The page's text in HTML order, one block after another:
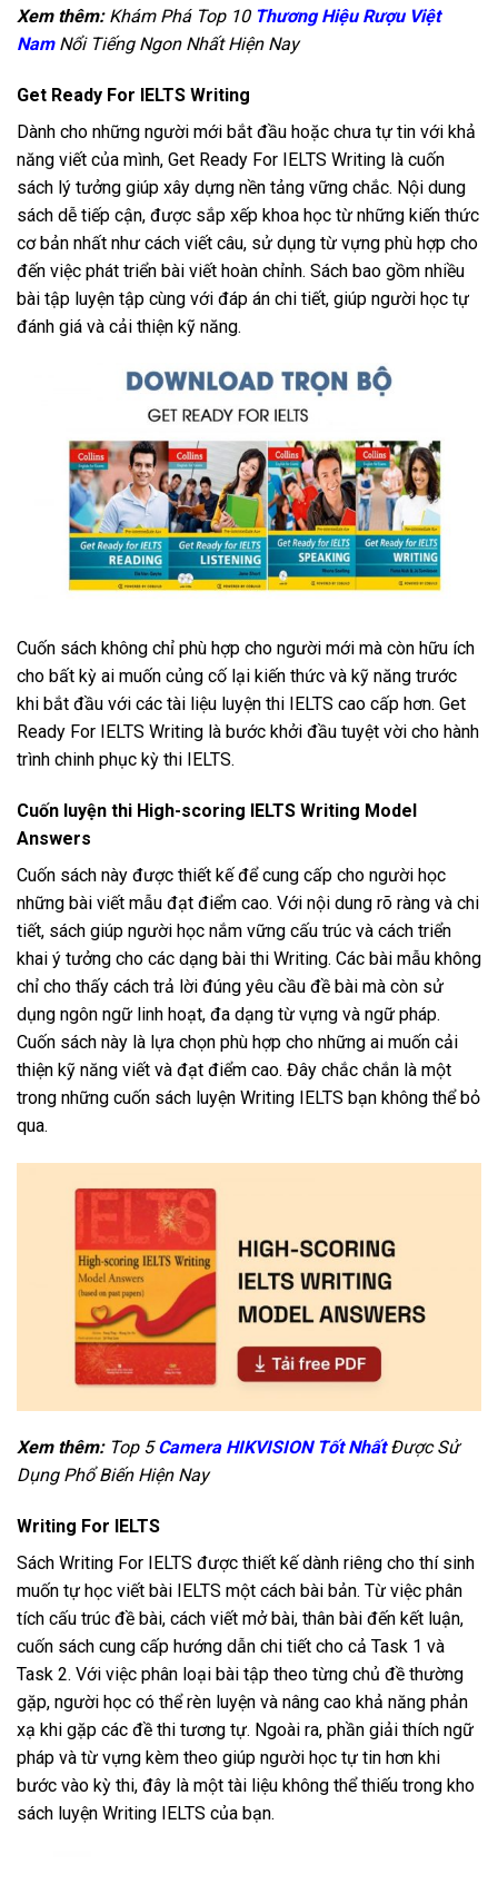
Xem thêm:Khám Phá Top 10Thương Hiệu Rượu Việt
NamNổi Tiếng Ngon Nhất Hiện Nay
Get Ready For IELTS Writing
Dành cho những người mới bắt đầu hoặc chưa tự tin với khả
năng viết của mình, Get Ready For IELTS Writing là cuốn
sách lý tưởng giúp xây dựng nền tảng vững chắc. Nội dung
sách dễ tiếp cận, được sắp xếp khoa học từ những kiến thức
cơ bản nhất như cách viết câu, sử dụng từ vựng phù hợp cho
đến việc phát triển bài viết hoàn chỉnh. Sách bao gồm nhiều
bài tập luyện tập cùng với đáp án chi tiết, giúp người học tự
đánh giá và cải thiện kỹ năng.
Cuốn sách không chỉ phù hợp cho người mới mà còn hữu ích
cho bất kỳ ai muốn củng cố lại kiến thức và kỹ năng trước
khi bắt đầu với các tài liệu luyện thi IELTS cao cấp hơn. Get
Ready For IELTS Writing là bước khởi đầu tuyệt vời cho hành
trình chinh phục kỳ thi IELTS.
Cuốn luyện thi High-scoring IELTS Writing Model
Answers
Cuốn sách này được thiết kế để cung cấp cho người học
những bài viết mẫu đạt điểm cao. Với nội dung rõ ràng và chi
tiết, sách giúp người học nắm vững cấu trúc và cách triển
khai ý tưởng cho các dạng bài thi Writing. Các bài mẫu không
chỉ cho thấy cách trả lời đúng yêu cầu đề bài mà còn sử
dụng ngôn ngữ linh hoạt, đa dạng từ vựng và ngữ pháp.
Cuốn sách này là lựa chọn phù hợp cho những ai muốn cải
thiện kỹ năng viết và đạt điểm cao. Đây chắc chắn là một
trong những cuốn sách luyện Writing IELTS bạn không thể bỏ
qua.
Xem thêm:Top 5Camera HIKVISION Tốt Nhất Được Sử
Dụng Phổ Biến Hiện Nay
Writing For IELTS
Sách Writing For IELTS được thiết kế dành riêng cho thí sinh
muốn tự học viết bài IELTS một cách bài bản. Từ việc phân
tích cấu trúc đề bài, cách viết mở bài, thân bài đến kết luận,
cuốn sách cung cấp hướng dẫn chi tiết cho cả Task 1 và
Task 2. Với việc phân loại bài tập theo từng chủ đề thường
gặp, người học có thể rèn luyện và nâng cao khả năng phản
xạ khi gặp các đề thi tương tự. Ngoài ra, phần giải thích ngữ
pháp và từ vựng kèm theo giúp người học tự tin hơn khi
bước vào kỳ thi, đây là một tài liệu không thể thiếu trong kho
sách luyện Writing IELTS của bạn.